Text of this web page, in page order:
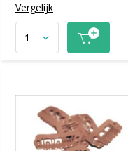
Vergelijk